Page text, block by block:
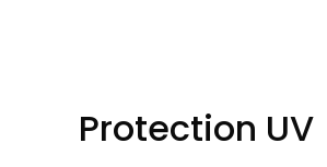
Protection UV